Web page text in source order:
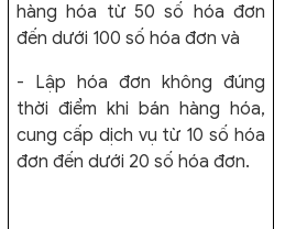
hàng hóa từ 50 số hóa đơn
đến dưới 100 số hóa đơn và
- Lập hóa đơn không đúng
thời điểm khi bán hàng hóa,
cung cấp dịch vụ từ 10 số hóa
đơn đến dưới 20 số hóa đơn.